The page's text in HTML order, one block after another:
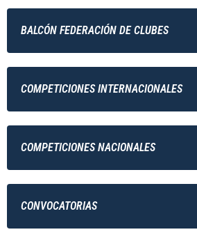
BALCÓN FEDERACIÓN DE CLUBES
COMPETICIONES INTERNACIONALES
COMPETICIONES NACIONALES
CONVOCATORIAS